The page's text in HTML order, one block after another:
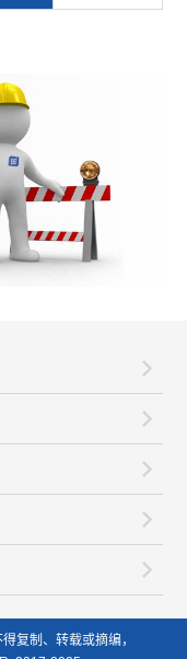
复制、转载或摘编，